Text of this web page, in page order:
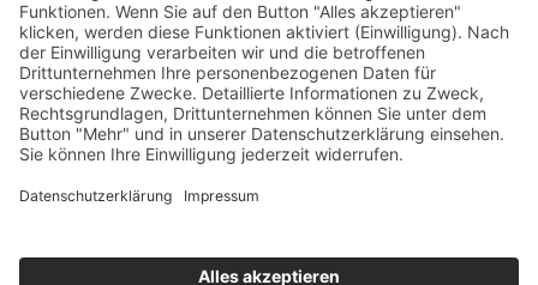
Gesundheit und Beruf
Haus
KFZ
Recht
Schadenspraxis
Tiere